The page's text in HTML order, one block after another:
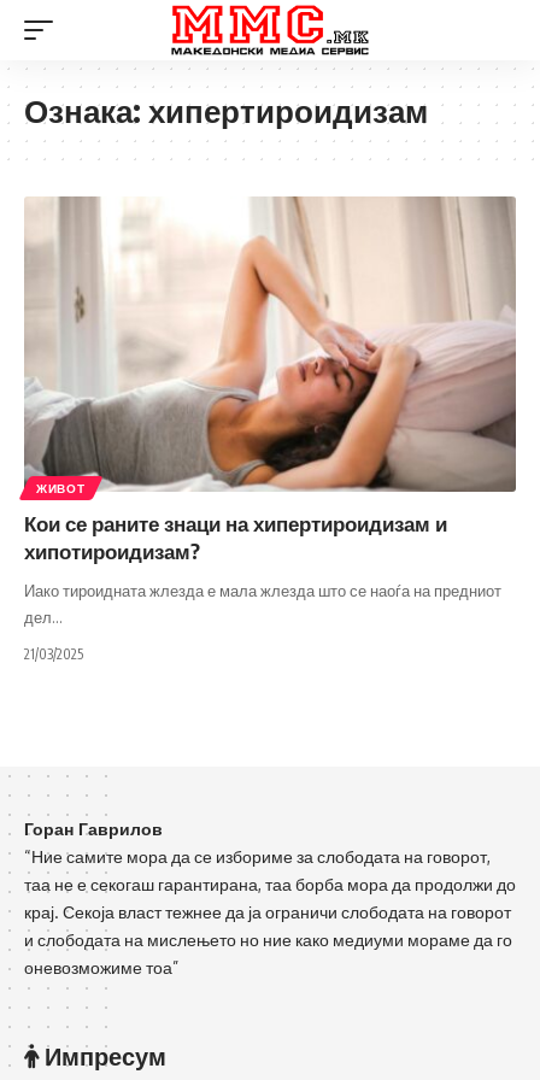
Ознака: хипертироидизам
ЖИВОТ
Кои се раните знаци на хипертироидизам и
хипотироидизам?
Иако тироидната жлезда е мала жлезда што се наоѓа на предниот
дел…
21/03/2025
Горан Гаврилов
“Ние самите мора да се избориме за слободата на говорот,
таа не е секогаш гарантирана, таа борба мора да продолжи до
крај. Секоја власт тежнее да ја ограничи слободата на говорот
и слободата на мислењето но ние како медиуми мораме да го
оневозможиме тоа”
Импресум